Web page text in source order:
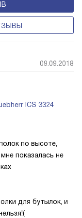
в сериях Plus,
09.09.2018
ICS 3324
по высоте,
показалась не
для бутылок, и